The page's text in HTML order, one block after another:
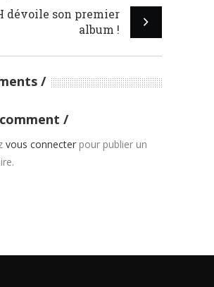
dévoile son premier
album !
vous connecter pour publier un